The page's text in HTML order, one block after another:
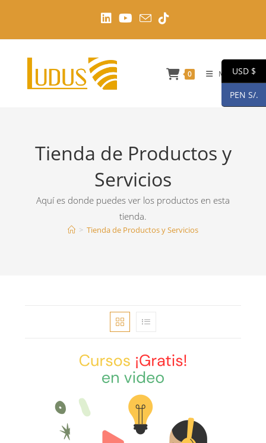
contenido
0 Menú
Tienda de Productos y
Servicios
Aquí es donde puedes ver los productos en esta
tienda.
> Tienda de Productos y Servicios
USD $
PEN S/.